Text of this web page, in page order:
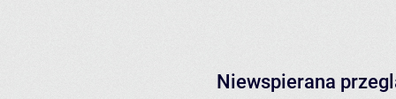
Niewspierana